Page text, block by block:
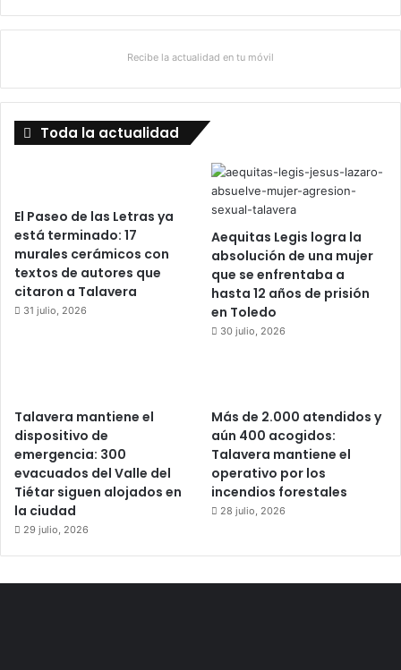
Recibe la actualidad en tu móvil
Toda la actualidad
El Paseo de las Letras ya
está terminado: 17
murales cerámicos con
textos de autores que
citaron a Talavera
31 julio, 2026
Aequitas Legis logra la
absolución de una mujer
que se enfrentaba a
hasta 12 años de prisión
en Toledo
30 julio, 2026
Talavera mantiene el
dispositivo de
emergencia: 300
evacuados del Valle del
Tiétar siguen alojados en
la ciudad
29 julio, 2026
Más de 2.000 atendidos y
aún 400 acogidos:
Talavera mantiene el
operativo por los
incendios forestales
28 julio, 2026